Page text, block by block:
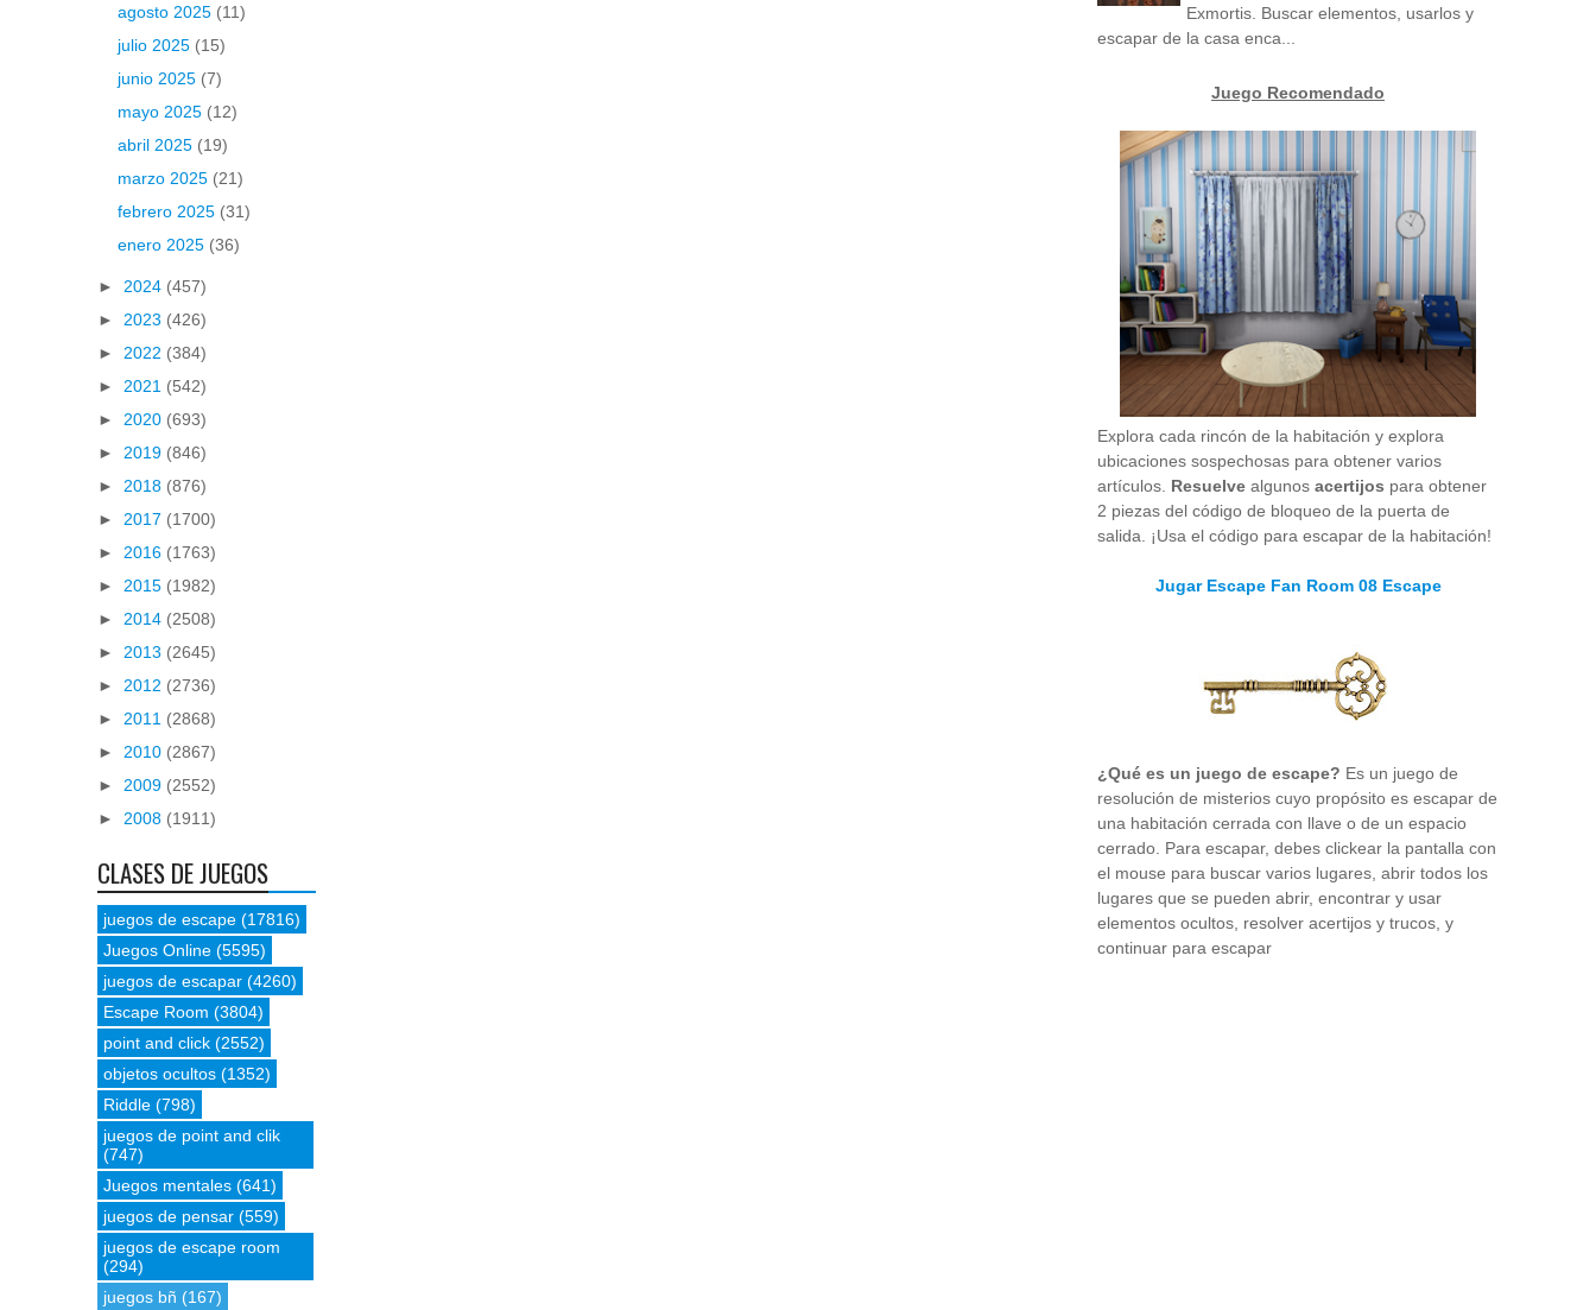
agosto 2025 (11)
julio 2025 (15)
junio 2025 (7)
mayo 2025 (12)
abril 2025 (19)
marzo 2025 (21)
febrero 2025 (31)
enero 2025 (36)
► 2024 (457)
► 2023 (426)
► 2022 (384)
► 2021 (542)
► 2020 (693)
► 2019 (846)
► 2018 (876)
► 2017 (1700)
► 2016 (1763)
► 2015 (1982)
► 2014 (2508)
► 2013 (2645)
► 2012 (2736)
► 2011 (2868)
► 2010 (2867)
► 2009 (2552)
► 2008 (1911)
CLASES DE JUEGOS
juegos de escape (17816)
Juegos Online (5595)
juegos de escapar (4260)
Escape Room (3804)
point and click (2552)
objetos ocultos (1352)
Riddle (798)
juegos de point and clik
(747)
Juegos mentales (641)
juegos de pensar (559)
juegos de escape room
(294)
juegos bñ (167)
Exmortis. Buscar elementos, usarlos y
escapar de la casa enca...
Juego Recomendado
Explora cada rincón de la habitación y explora
ubicaciones sospechosas para obtener varios
artículos. Resuelve algunos acertijos para obtener
2 piezas del código de bloqueo de la puerta de
salida. ¡Usa el código para escapar de la habitación!
Jugar Escape Fan Room 08 Escape
¿Qué es un juego de escape? Es un juego de
resolución de misterios cuyo propósito es escapar de
una habitación cerrada con llave o de un espacio
cerrado. Para escapar, debes clickear la pantalla con
el mouse para buscar varios lugares, abrir todos los
lugares que se pueden abrir, encontrar y usar
elementos ocultos, resolver acertijos y trucos, y
continuar para escapar